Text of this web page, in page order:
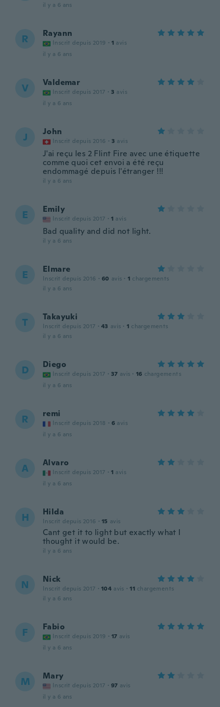
il y a 6 ans
R Rayann
Inscrit depuis 2019 · 1 avis
il y a 6 ans
V Valdemar
Inscrit depuis 2017 · 3 avis
il y a 6 ans
J John
Inscrit depuis 2016 · 3 avis
J'ai reçu les 2 Flint Fire avec une étiquette
comme quoi cet envoi a été reçu
endommagé depuis l'étranger !!!
il y a 6 ans
E Emily
Inscrit depuis 2017 · 1 avis
Bad quality and did not light.
il y a 6 ans
E Elmare
Inscrit depuis 2016 · 60 avis · 1 chargements
il y a 6 ans
T Takayuki
Inscrit depuis 2017 · 43 avis · 1 chargements
il y a 6 ans
D Diego
Inscrit depuis 2017 · 37 avis · 16 chargements
il y a 6 ans
R remi
Inscrit depuis 2018 · 6 avis
il y a 6 ans
A Alvaro
Inscrit depuis 2017 · 1 avis
il y a 6 ans
H Hilda
Inscrit depuis 2016 · 15 avis
Cant get it to light but exactly what I
thought it would be.
il y a 6 ans
N Nick
Inscrit depuis 2017 · 104 avis · 11 chargements
il y a 6 ans
F Fabio
Inscrit depuis 2019 · 17 avis
il y a 6 ans
M Mary
Inscrit depuis 2017 · 97 avis
il y a 6 ans